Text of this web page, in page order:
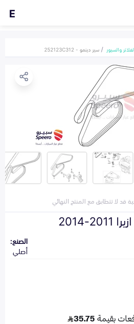
E
والسيور سير دينمو - 252123C312
قد لا تتطابق مع المنتج النهائي
2014
الصنع:
أصلي